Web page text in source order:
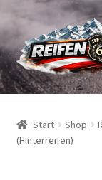
Zur
Navigation
springen
Zum
Inhalt
springen
Reifen
Schläuche
Start Shop
(Hinterreifen)